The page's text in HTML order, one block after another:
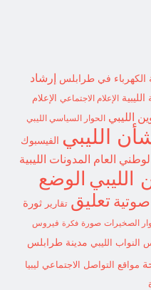
الكهرباء في طرابلس إرشاد
الليبية الإعلام الاجتماعي
الإعلام
الليبي الحوار السياسي الليبي
الليبي الفيسبوك
العام المدونات الليبية
الليبي الوضع
صوتية تعليق تقارير
ثورة
الصخيرات صورة فكرة فيروس
النواب الليبي مدينة طرابلس
مواقع التواصل الاجتماعي ليبيا